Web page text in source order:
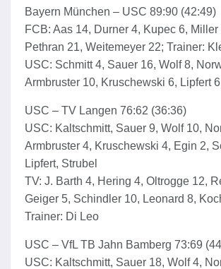
Bayern München – USC 89:90 (42:49)
FCB: Aas 14, Durner 4, Kupec 6, Miller
Pethran 21, Weitemeyer 22; Trainer:
USC: Schmitt 4, Sauer 16, Wolf 8,
Armbruster 10, Kruschewski 6, Lipfert
USC – TV Langen 76:62 (36:36)
USC: Kaltschmitt, Sauer 9, Wolf 10,
Armbruster 4, Kruschewski 4, Egin 2,
Lipfert, Strubel
TV: J. Barth 4, Hering 4, Oltrogge 12,
Geiger 5, Schindler 10, Leonard 8,
Trainer: Di Leo
USC – VfL TB Jahn Bamberg 73:69
USC: Kaltschmitt, Sauer 18, Wolf 4,